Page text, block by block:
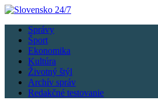
Správy
Šport
Ekonomika
Kultúra
Životný štýl
Archív správ
Redakčné testovanie